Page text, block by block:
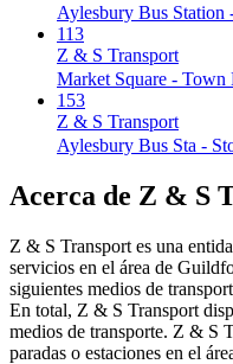
Aylesbury Bus Station
113
Z & S Transport
Market Square - Town
153
Z & S Transport
Aylesbury Bus Sta -
Acerca de Z & S
Z & S Transport es una
servicios en el área de
siguientes medios de
En total, Z & S Transport
medios de transporte. Z & S
paradas o estaciones en el